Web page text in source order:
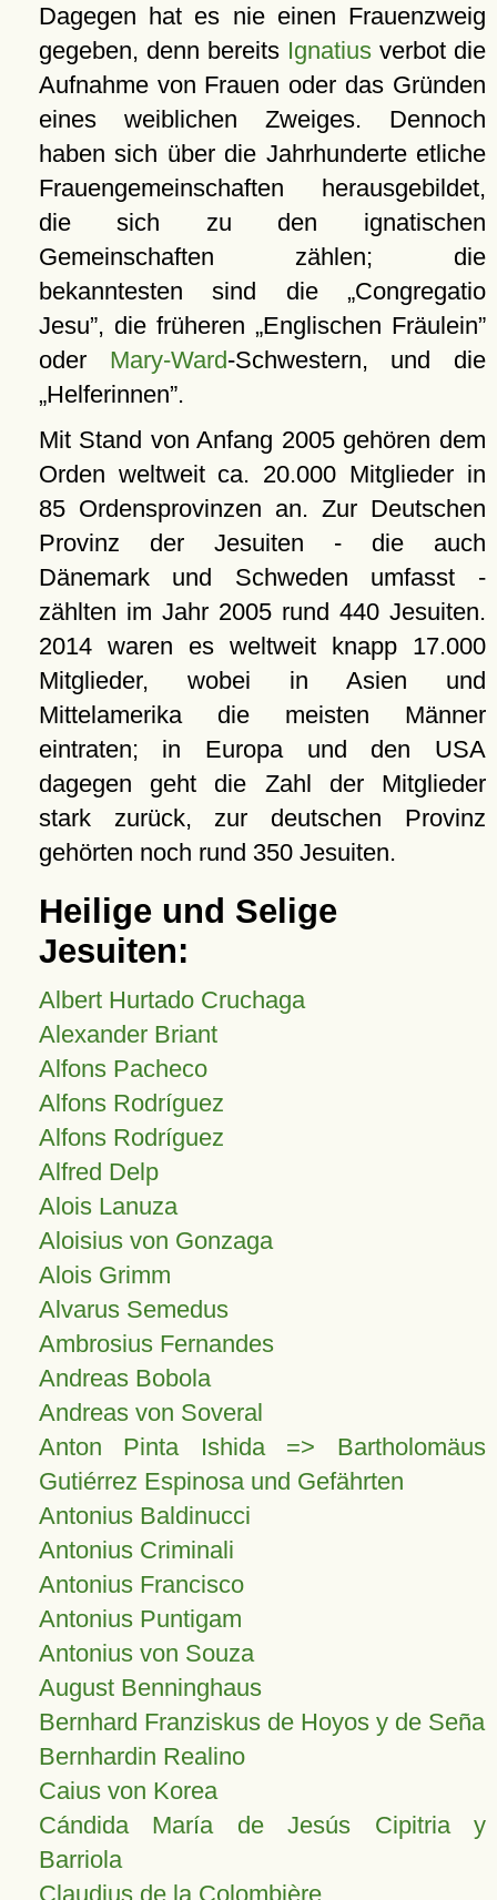
Dagegen hat es nie einen Frauenzweig
gegeben, denn bereits Ignatiusverbot die
Aufnahme von Frauen oder das Gründen
eines weiblichen Zweiges. Dennoch
haben sich über die Jahrhunderte etliche
Frauengemeinschaften herausgebildet,
die sich zu den ignatischen
Gemeinschaften zählen; die
bekanntesten sind die
Congregatio
Jesu , die früheren
Englischen Fräulein
oder Mary-Ward-Schwestern, und die
Helferinnen .
Mit Stand von Anfang 2005 gehören dem
Orden weltweit ca. 20.000 Mitglieder in
85 Ordensprovinzen an. Zur Deutschen
Provinz der Jesuiten - die auch
Dänemark und Schweden umfasst -
zählten im Jahr 2005 rund 440 Jesuiten.
2014 waren es weltweit knapp 17.000
Mitglieder, wobei in Asien und
Mittelamerika die meisten Männer
eintraten; in Europa und den USA
dagegen geht die Zahl der Mitglieder
stark zurück, zur deutschen Provinz
gehörten noch rund 350 Jesuiten.
Heilige und Selige
Jesuiten:
Albert Hurtado Cruchaga
Alexander Briant
Alfons Pacheco
Alfons Rodríguez
Alfons Rodríguez
Alfred Delp
Alois Lanuza
Aloisius von Gonzaga
Alois Grimm
Alvarus Semedus
Ambrosius Fernandes
Andreas Bobola
Andreas von Soveral
Anton Pinta Ishida => Bartholomäus
Gutiérrez Espinosa und Gefährten
Antonius Baldinucci
Antonius Criminali
Antonius Francisco
Antonius Puntigam
Antonius von Souza
August Benninghaus
Bernhard Franziskus de Hoyos y de Seña
Bernhardin Realino
Caius von Korea
Cándida María de Jesús Cipitria y
Barriola
Claudius de la Colombière